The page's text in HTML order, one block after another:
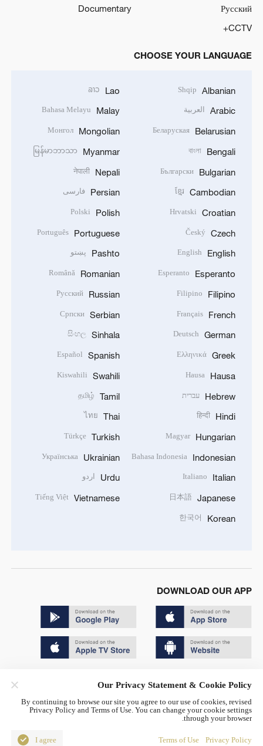
Русский
Documentary
CCTV+
CHOOSE YOUR LANGUAGE
Albanian
Shqip
Arabic العربية
Belarusian
Беларуская
Bengali
বাংলা
Bulgarian
Български
Cambodian
ខ្មែរ
Croatian
Hrvatski
Czech
Český
English
English
Esperanto
Esperanto
Filipino
Filipino
French
Français
German
Deutsch
Greek
Ελληνικά
Hausa
Hausa
Hebrew עברית
Hindi
हिन्दी
Hungarian
Magyar
Indonesian
Bahasa Indonesia
Italian
Italiano
Japanese
日本語
Korean
한국어
Lao
ລາວ
Malay
Bahasa Melayu
Mongolian
Монгол
Myanmar
မြန်မာဘာသာ
Nepali
नेपाली
Persian فارسی
Polish
Polski
Portuguese
Português
Pashto پښتو
Romanian
Română
Russian
Русский
Serbian
Српски
Sinhala
සිංහල
Spanish
Español
Swahili
Kiswahili
Tamil
தமிழ்
Thai
ไทย
Turkish
Türkçe
Ukrainian
Українська
Urdu اردو
Vietnamese
Tiếng Việt
DOWNLOAD OUR APP
京公网安备 11010502050052号
Disinformation report hotline: 010-85061466
Our Privacy Statement & Cookie Policy
By continuing to browse our site you agree to our use of cookies, revised
Privacy Policy and Terms of Use. You can change your cookie settings
through your browser.
Privacy Policy
Terms of Use
I agree